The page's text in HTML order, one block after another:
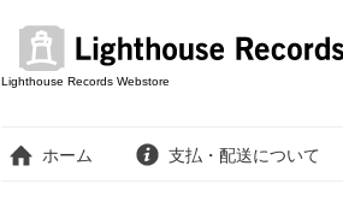
Lighthouse Records Webstore
ホーム 支払・配送について